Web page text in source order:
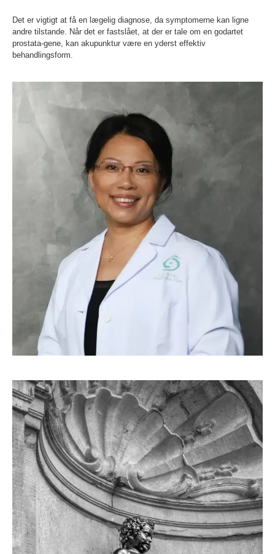
Det er vigtigt at få en lægelig diagnose, da symptomerne kan ligne
andre tilstande. Når det er fastslået, at der er tale om en godartet
prostata-gene, kan akupunktur være en yderst effektiv
behandlingsform.